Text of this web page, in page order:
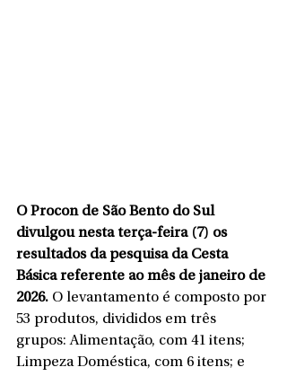
O Procon de São Bento do Sul
divulgou nesta terça-feira (7) os
resultados da pesquisa da Cesta
Básica referente ao mês de janeiro de
2026. O levantamento é composto por
53 produtos, divididos em três
grupos: Alimentação, com 41 itens;
Limpeza Doméstica, com 6 itens; e